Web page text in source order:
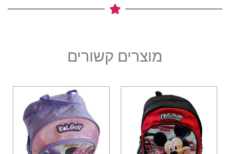
מוצרים קשורים